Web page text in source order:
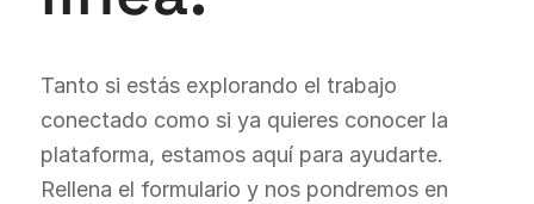
Tanto si estás explorando el trabajo
conectado como si ya quieres conocer la
plataforma, estamos aquí para ayudarte.
Rellena el formulario y nos pondremos en